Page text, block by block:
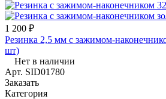
1 200 ₽
Резинка 2,5 мм с зажимом-
шт)
Нет в наличии
Арт. SID01780
Заказать
Категория